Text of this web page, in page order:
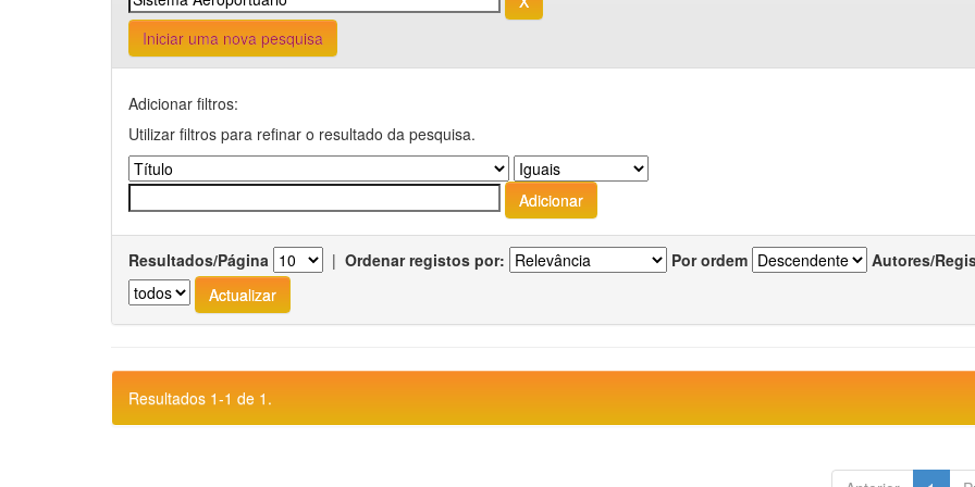
Iniciar uma nova pesquisa
Adicionar filtros:
Utilizar filtros para refinar o resultado da pesquisa.
Resultados/Página | Ordenar registos por: Por ordem Autores/
Resultados 1-1 de 1.